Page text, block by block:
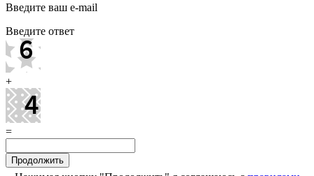
Введите ваш e-mail
Введите ответ
+
=